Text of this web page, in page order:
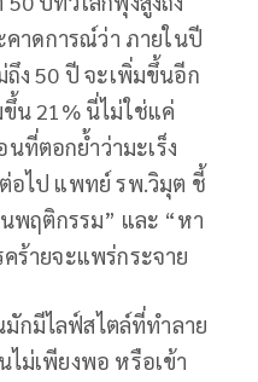
คาดการณ์ว่า ภายในปี
ง 50 ปี จะเพิ่มขึ้นอีก
น 21% นี่ไม่ใช่แค่
ที่ตอกย้ำว่ามะเร็ง
อไป แพทย์ รพ.วิมุต ชี้
นพฤติกรรม” และ “หา
ร้ายจะแพร่กระจาย
กมีไลฟ์สไตล์ที่ทำลาย
ม่เพียงพอ หรือเข้า